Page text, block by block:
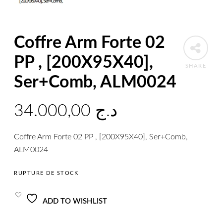
SHARE
Coffre Arm Forte 02
PP , [200X95X40],
Ser+Comb, ALM0024
د.ج
Coffre Arm Forte 02 PP , [200X95X40], Ser+Comb,
ALM0024
RUPTURE DE STOCK
ADD TO WISHLIST